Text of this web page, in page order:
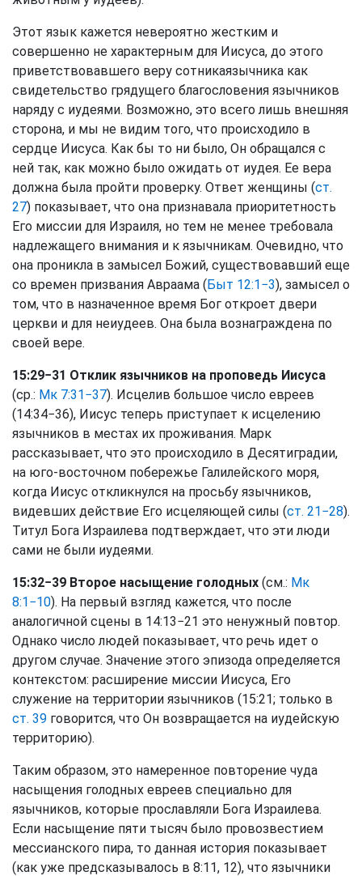
Этот язык кажется невероятно жестким и
совершенно не характерным для Иисуса, до этого
приветствовавшего веру сотникаязычника как
свидетельство грядущего благословения язычников
наряду с иудеями. Возможно, это всего лишь внешняя
сторона, и мы не видим того, что происходило в
сердце Иисуса. Как бы то ни было, Он обращался с
ней так, как можно было ожидать от иудея. Ее вера
должна была пройти проверку. Ответ женщины (ст.
27) показывает, что она признавала приоритетность
Его миссии для Израиля, но тем не менее требовала
надлежащего внимания и к язычникам. Очевидно, что
она проникла в замысел Божий, существовавший еще
со времен призвания Авраама (Быт 12:1−3), замысел о
том, что в назначенное время Бог откроет двери
церкви и для неиудеев. Она была вознаграждена по
своей вере.
15:29−31 Отклик язычников на проповедь Иисуса
(ср.: Мк 7:31−37). Исцелив большое число евреев
(14:34−36), Иисус теперь приступает к исцелению
язычников в местах их проживания. Марк
рассказывает, что это происходило в Десятиградии,
на юго-восточном побережье Галилейского моря,
когда Иисус откликнулся на просьбу язычников,
видевших действие Его исцеляющей силы (ст. 21−28).
Титул Бога Израилева подтверждает, что эти люди
сами не были иудеями.
15:32−39 Второе насыщение голодных (см.: Мк
8:1−10). На первый взгляд кажется, что после
аналогичной сцены в 14:13−21 это ненужный повтор.
Однако число людей показывает, что речь идет о
другом случае. Значение этого эпизода определяется
контекстом: расширение миссии Иисуса, Его
служение на территории язычников (15:21; только в
ст. 39 говорится, что Он возвращается на иудейскую
территорию).
Таким образом, это намеренное повторение чуда
насыщения голодных евреев специально для
язычников, которые прославляли Бога Израилева.
Если насыщение пяти тысяч было провозвестием
мессианского пира, то данная история показывает
(как уже предсказывалось в 8:11, 12), что язычники